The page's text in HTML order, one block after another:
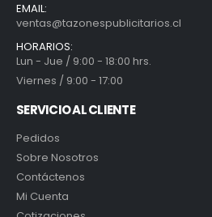
EMAIL:
ventas@tazonespublicitarios.cl
HORARIOS:
Lun - Jue / 9:00 - 18:00 hrs.
Viernes / 9:00 - 17:00
SERVICIO AL CLIENTE
Pedidos
Sobre Nosotros
Contáctenos
Mi Cuenta